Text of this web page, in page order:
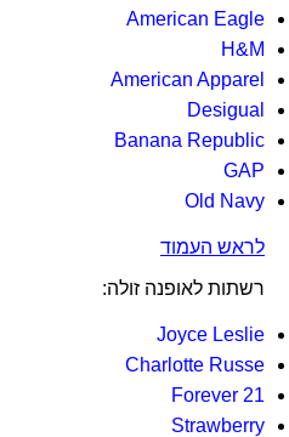
American Eagle
H&M
American Apparel
Desigual
Banana Republic
GAP
Old Navy
לראש העמוד
רשתות לאופנה זולה:
Joyce Leslie
Charlotte Russe
Forever 21
Strawberry